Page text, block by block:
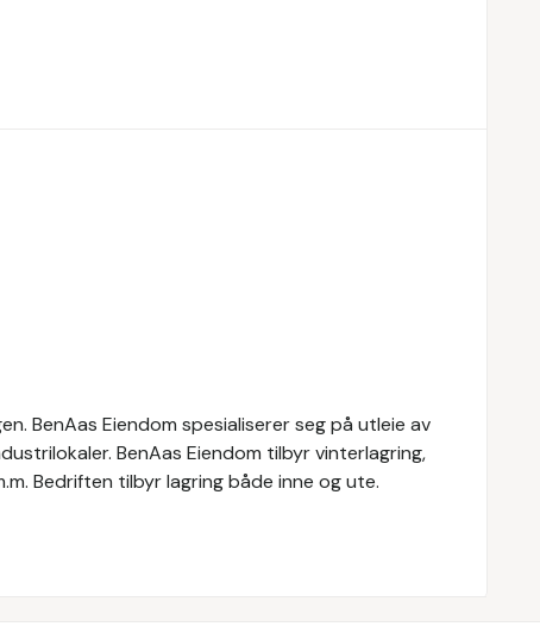
BenAas Eiendom spesialiserer seg på utleie av
BenAas Eiendom tilbyr vinterlagring,
Bedriften tilbyr lagring både inne og ute.